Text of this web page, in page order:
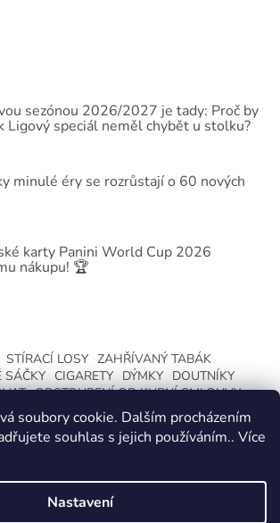
soubory cookie. Dalším procházením
souhlas s jejich používáním.. Více
Nastavení
sezónou 2026/2027 je tady: Proč by
Ligový speciál neměl chybět u stolku?
minulé éry se rozrůstají o 60 nových
karty Panini World Cup 2026
nákupu! 🏆
STÍRACÍ LOSY ZAHŘÍVANÝ TABÁK
SÁČKY CIGARETY DÝMKY
DOUTNÍKY
ODSTOUPENÍ OD KUPNÍ SMLOUVY
Vytvořil Shoptet